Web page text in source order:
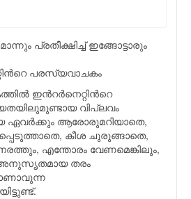
പ്രതീക്ഷിച്ച് ഇങ്ങോട്ടാരും
പരസ്യവാചകം
ഇന്‍റര്‍നെറ്റിന്‍റെ
വിപ്ലവം
ഏവര്‍ക്കും ആരോരുമറിയാതെ,
കീശ ചുരുങ്ങാതെ,
എന്തോരം വേണമെങ്കിലും,
അനുസൃതമായ തരം